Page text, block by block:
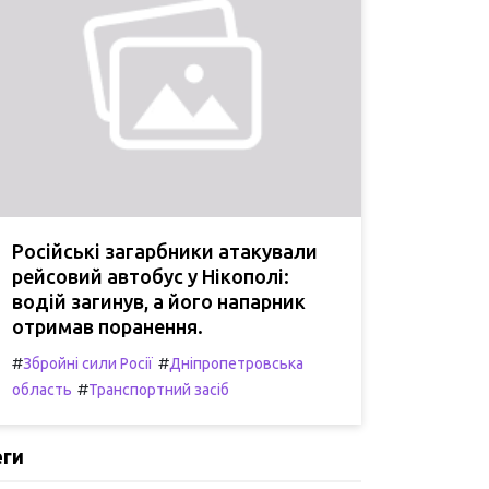
Російські загарбники атакували
рейсовий автобус у Нікополі:
водій загинув, а його напарник
отримав поранення.
#Збройні сили Росії #Дніпропетровська
область #Транспортний засіб